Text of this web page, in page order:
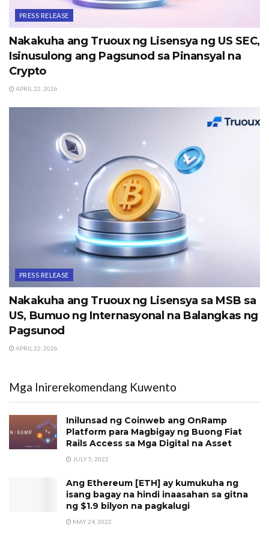
PRESS RELEASE
Nakakuha ang Truoux ng Lisensya ng US SEC,
Isinusulong ang Pagsunod sa Pinansyal na
Crypto
APRIL 22, 2026
PRESS RELEASE
Nakakuha ang Truoux ng Lisensya sa MSB sa
US, Bumuo ng Internasyonal na Balangkas ng
Pagsunod
APRIL 22, 2026
Mga Inirerekomendang Kuwento
Inilunsad ng Coinweb ang OnRamp
Platform para Magbigay ng Buong Fiat
Rails Access sa Mga Digital na Asset
JULY 5, 2022
Ang Ethereum [ETH] ay kumukuha ng
isang bagay na hindi inaasahan sa gitna
ng $1.9 bilyon na pagkalugi
MAY 24, 2022